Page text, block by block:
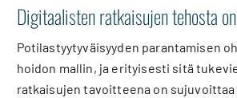
Digitaalisten ratkaisujen tehosta
Potilastyytyväisyyden parantamisen
hoidon mallin, ja erityisesti sitä
ratkaisujen tavoitteena on